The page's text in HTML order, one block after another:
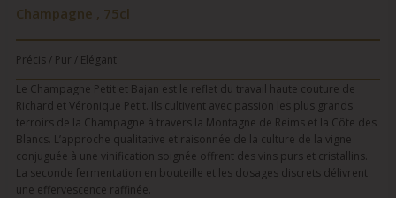
Champagne , 75cl
Précis / Pur / Elégant
Le Champagne Petit et Bajan est le reflet du travail haute couture de
Richard et Véronique Petit. Ils cultivent avec passion les plus grands
terroirs de la Champagne à travers la Montagne de Reims et la Côte des
Blancs. L’approche qualitative et raisonnée de la culture de la vigne
conjuguée à une vinification soignée offrent des vins purs et cristallins.
La seconde fermentation en bouteille et les dosages discrets délivrent
une effervescence raffinée.